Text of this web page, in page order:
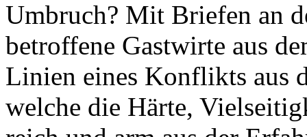
Umbruch? Mit Briefen an
betroffene Gastwirte aus
Linien eines Konflikts aus
welche die Härte,